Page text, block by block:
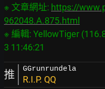
※ 文章網址: https://
962048.A.875.html
※ 編輯: YellowTiger
推 GGrunrundela
R.I.P. QQ